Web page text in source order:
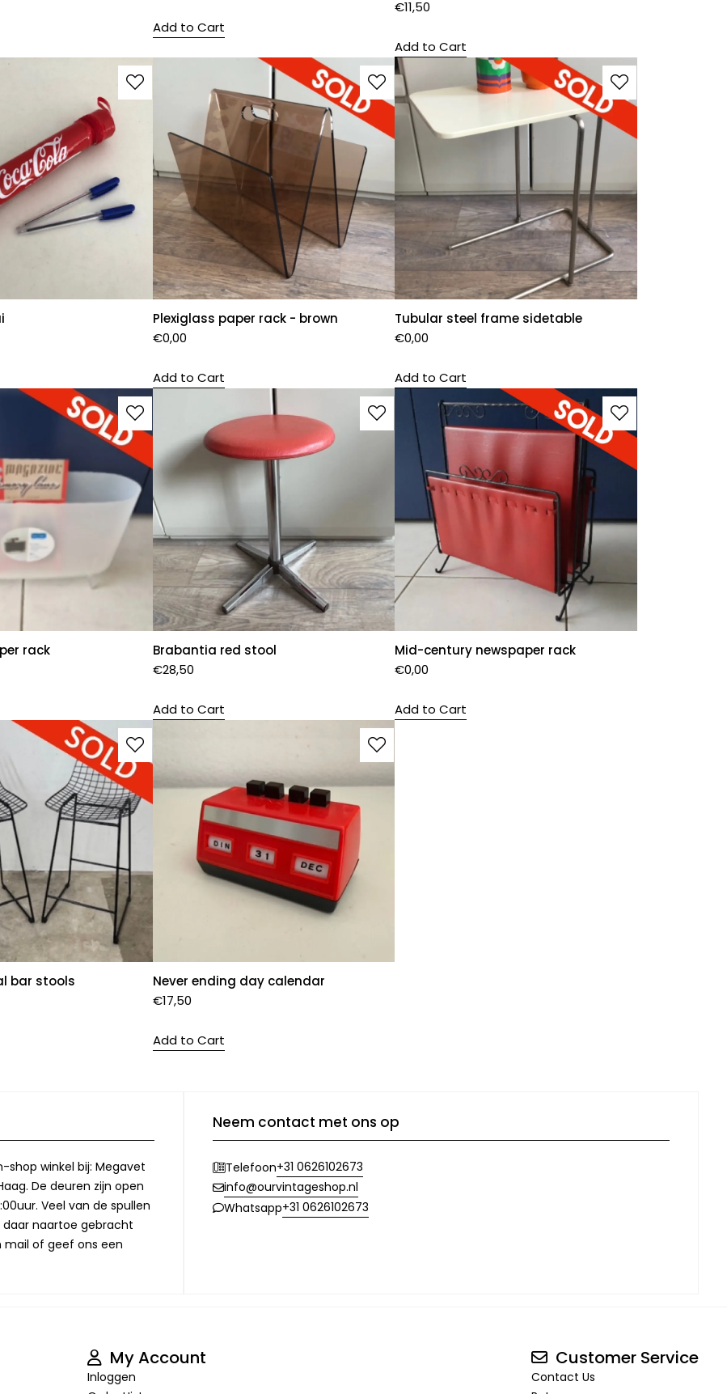
Add to Cart
€11,50
Add to Cart
Plexiglass paper rack - brown
€0,00
Add to Cart
Tubular steel frame sidetable
€0,00
Add to Cart
rack
Brabantia red stool
€28,50
Add to Cart
Mid-century newspaper rack
€0,00
Add to Cart
bar stools
Never ending day calendar
€17,50
Add to Cart
shop winkel bij: Megavet
De deuren zijn open
Veel van de spullen
daar naartoe gebracht
mail of geef ons een
Neem contact met ons op
Telefoon+31 0626102673
info@ourvintageshop.nl
Whatsapp+31 0626102673
My Account
Inloggen
Customer Service
Contact Us